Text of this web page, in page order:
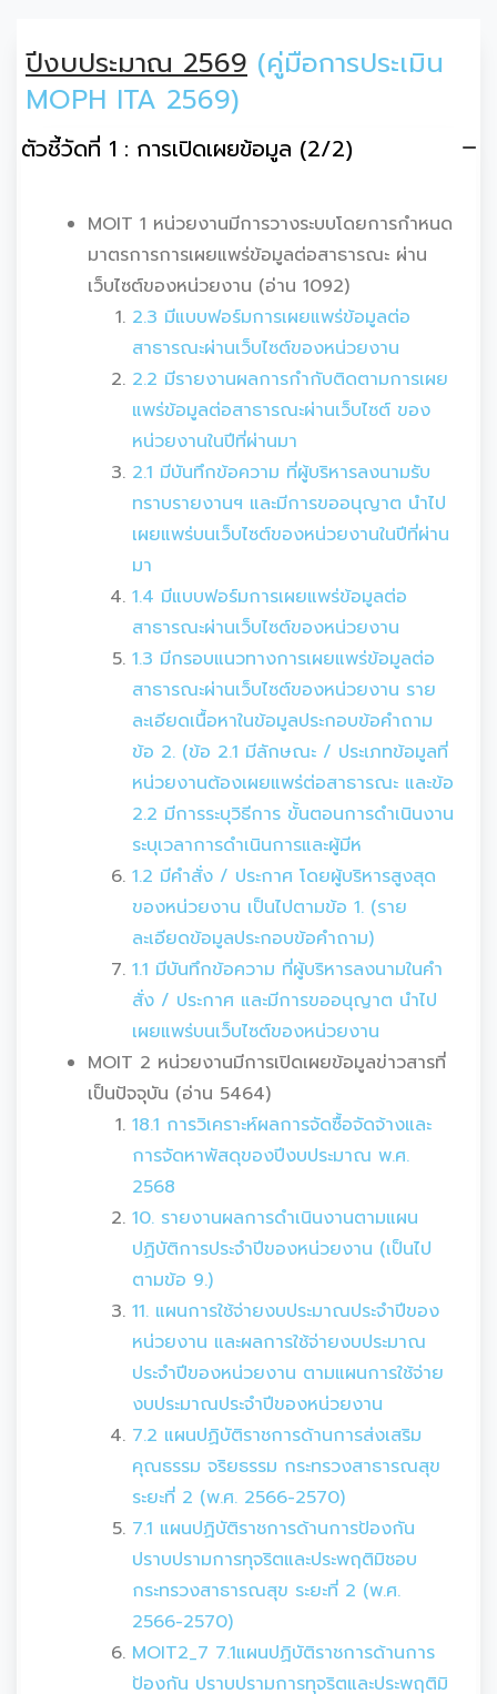
ปีงบประมาณ 2569 (คู่มือการประเมิน
MOPH ITA 2569)
ตัวชี้วัดที่ 1 : การเปิดเผยข้อมูล (2/2)
MOIT 1 หน่วยงานมีการวางระบบโดยการกำหนด
มาตรการการเผยแพร่ข้อมูลต่อสาธารณะ ผ่าน
เว็บไซต์ของหน่วยงาน (อ่าน 1092)
2.3 มีแบบฟอร์มการเผยแพร่ข้อมูลต่อ
สาธารณะผ่านเว็บไซต์ของหน่วยงาน
2.2 มีรายงานผลการกำกับติดตามการเผย
แพร่ข้อมูลต่อสาธารณะผ่านเว็บไซต์ ของ
หน่วยงานในปีที่ผ่านมา
2.1 มีบันทึกข้อความ ที่ผู้บริหารลงนามรับ
ทราบรายงานฯ และมีการขออนุญาต นำไป
เผยแพร่บนเว็บไซต์ของหน่วยงานในปีที่ผ่าน
มา
1.4 มีแบบฟอร์มการเผยแพร่ข้อมูลต่อ
สาธารณะผ่านเว็บไซต์ของหน่วยงาน
1.3 มีกรอบแนวทางการเผยแพร่ข้อมูลต่อ
สาธารณะผ่านเว็บไซต์ของหน่วยงาน ราย
ละเอียดเนื้อหาในข้อมูลประกอบข้อคำถาม
ข้อ 2. (ข้อ 2.1 มีลักษณะ / ประเภทข้อมูลที่
หน่วยงานต้องเผยแพร่ต่อสาธารณะ และข้อ
2.2 มีการระบุวิธีการ ขั้นตอนการดำเนินงาน
ระบุเวลาการดำเนินการและผู้มีห
1.2 มีคำสั่ง / ประกาศ โดยผู้บริหารสูงสุด
ของหน่วยงาน เป็นไปตามข้อ 1. (ราย
ละเอียดข้อมูลประกอบข้อคำถาม)
1.1 มีบันทึกข้อความ ที่ผู้บริหารลงนามในคำ
สั่ง / ประกาศ และมีการขออนุญาต นำไป
เผยแพร่บนเว็บไซต์ของหน่วยงาน
MOIT 2 หน่วยงานมีการเปิดเผยข้อมูลข่าวสารที่
เป็นปัจจุบัน (อ่าน 5464)
18.1 การวิเคราะห์ผลการจัดซื้อจัดจ้างและ
การจัดหาพัสดุของปีงบประมาณ พ.ศ.
2568
10. รายงานผลการดำเนินงานตามแผน
ปฏิบัติการประจำปีของหน่วยงาน (เป็นไป
ตามข้อ 9.)
11. แผนการใช้จ่ายงบประมาณประจำปีของ
หน่วยงาน และผลการใช้จ่ายงบประมาณ
ประจำปีของหน่วยงาน ตามแผนการใช้จ่าย
งบประมาณประจำปีของหน่วยงาน
7.2 แผนปฏิบัติราชการด้านการส่งเสริม
คุณธรรม จริยธรรม กระทรวงสาธารณสุข
ระยะที่ 2 (พ.ศ. 2566-2570)
7.1 แผนปฏิบัติราชการด้านการป้องกัน
ปราบปรามการทุจริตและประพฤติมิชอบ
กระทรวงสาธารณสุข ระยะที่ 2 (พ.ศ.
2566-2570)
MOIT2_7 7.1แผนปฏิบัติราชการด้านการ
ป้องกัน ปราบปรามการทุจริตและประพฤติมิ